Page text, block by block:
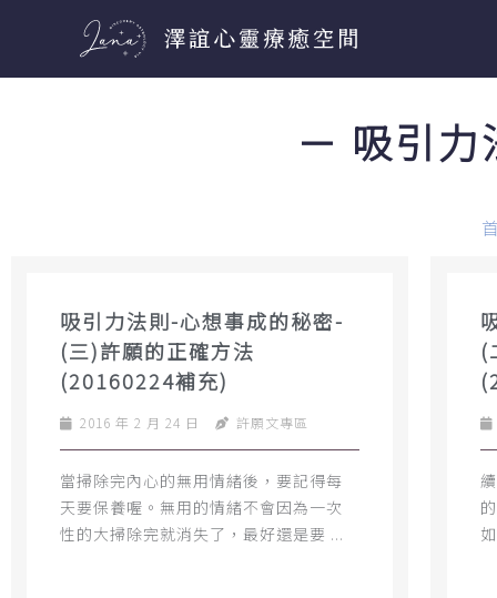
－ 吸引
吸引力法則-心想事成的秘密-
(三)許願的正確方法
(20160224補充)
2016 年 2 月 24 日 許願文專區
當掃除完內心的無用情緒後，要記得每
天要保養喔。無用的情緒不會因為一次
性的大掃除完就消失了，最好還是要 ...
(